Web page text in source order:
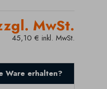
MwSt.
45,10 € inkl. MwSt.
Ware erhalten?